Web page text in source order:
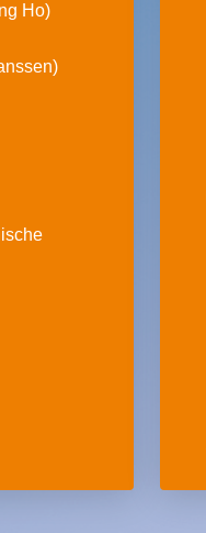
Ho)